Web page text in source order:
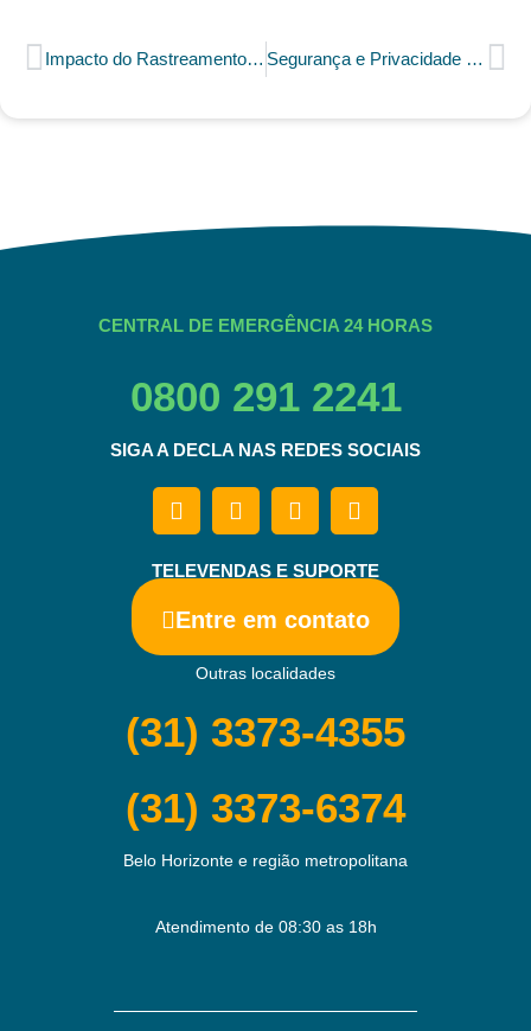
Impacto do Rastreamento no Aumento da Produtividade de Frotas*********** Segurança e Privacidade dos Dados no Rastreamento Veicular*********
CENTRAL DE EMERGÊNCIA 24 HORAS
0800 291 2241
SIGA A DECLA NAS REDES SOCIAIS
TELEVENDAS E SUPORTE
Entre em contato
Outras localidades
(31) 3373-4355
(31) 3373-6374
Belo Horizonte e região metropolitana
Atendimento de 08:30 as 18h